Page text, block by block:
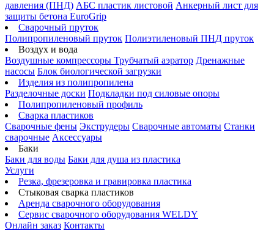
давления (ПНД) АБС пластик листовой Анкерный лист для
защиты бетона EuroGrip
Сварочный пруток
Полипропиленовый пруток Полиэтиленовый ПНД пруток
Воздух и вода
Воздушные компрессоры Трубчатый аэратор Дренажные
насосы Блок биологической загрузки
Изделия из полипропилена
Разделочные доски Подкладки под силовые опоры
Полипропиленовый профиль
Сварка пластиков
Сварочные фены Экструдеры Сварочные автоматы Станки
сварочные Аксессуары
Баки
Баки для воды Баки для душа из пластика
Услуги
Резка, фрезеровка и гравировка пластика
Стыковая сварка пластиков
Аренда сварочного оборудования
Сервис сварочного оборудования WELDY
Онлайн заказ Контакты